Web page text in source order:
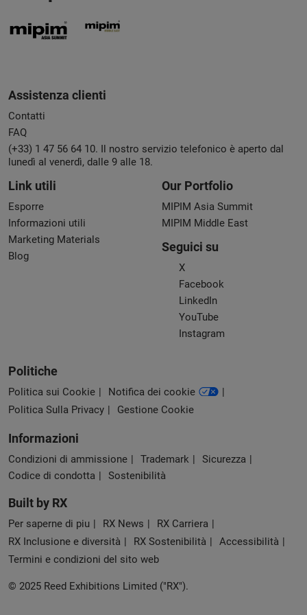
Assistenza clienti
Contatti
FAQ
(+33) 1 47 56 64 10. Il nostro servizio telefonico è aperto dal
lunedì al venerdì, dalle 9 alle 18.
Link utili
Esporre
Informazioni utili
Marketing Materials
Blog
Our Portfolio
MIPIM Asia Summit
MIPIM Middle East
Seguici su
X
Facebook
LinkedIn
YouTube
Instagram
Politiche
Politica sui Cookie
Notifica dei cookie
Politica Sulla Privacy
Gestione Cookie
Informazioni
Condizioni di ammissione Trademark
Sicurezza
Codice di condotta
Sostenibilità
Built by RX
Per saperne di piu RX News
RX Carriera
RX Inclusione e diversità
RX Sostenibilità
Accessibilità
Termini e condizioni del sito web
© 2025 Reed Exhibitions Limited ("RX").